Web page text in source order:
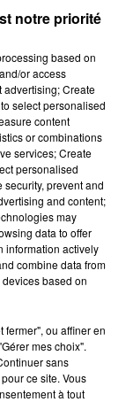
2 min 33 sec
notre priorité
based on
or access
advertising; Create
select personalised
content
or combinations
services; Create
personalised
prevent and
and content;
may
data to offer
information actively
combine data from
based on
fermer", ou affiner en
mes choix".
sans
ce site. Vous
à tout